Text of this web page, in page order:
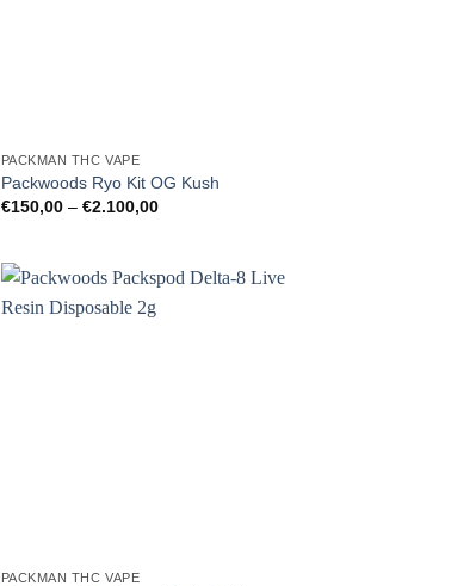
PACKMAN THC VAPE
Packwoods Ryo Kit OG Kush
€150,00 – €2.100,00Preisspanne:
PACKMAN THC VAPE